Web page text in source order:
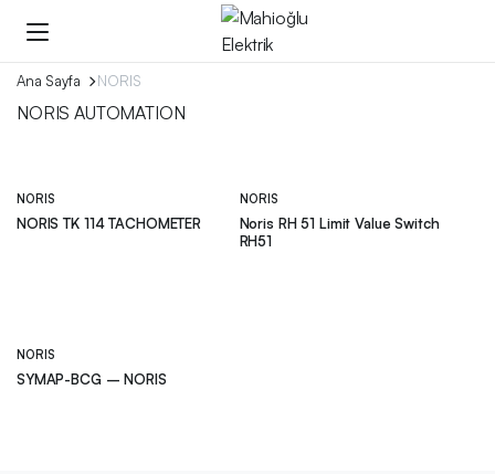
Ana Sayfa NORIS
NORIS AUTOMATION
NORIS
NORIS TK 114 TACHOMETER
NORIS
Noris RH 51 Limit Value Switch
RH51
NORIS
SYMAP-BCG – NORIS